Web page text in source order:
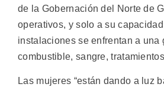
de la Gobernación del Norte de
operativos, y solo a su
instalaciones se enfrentan a una
combustible, sangre,
Las mujeres “están dando a luz